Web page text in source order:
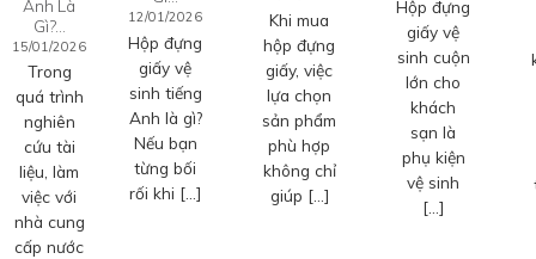
Anh Là
Gì?…
15/01/2026
Trong
quá trình
nghiên
cứu tài
liệu, làm
việc với
nhà cung
cấp nước
12/01/2026
Hộp đựng
giấy vệ
sinh tiếng
Anh là gì?
Nếu bạn
từng bối
rối khi […]
Khi mua
hộp đựng
giấy, việc
lựa chọn
sản phẩm
phù hợp
không chỉ
giúp […]
Hộp đựng
giấy vệ
sinh cuộn
lớn cho
khách
sạn là
phụ kiện
vệ sinh
[…]